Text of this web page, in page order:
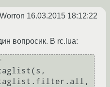
16.03.2015 18:12:22
вопросик. В rc.lua: